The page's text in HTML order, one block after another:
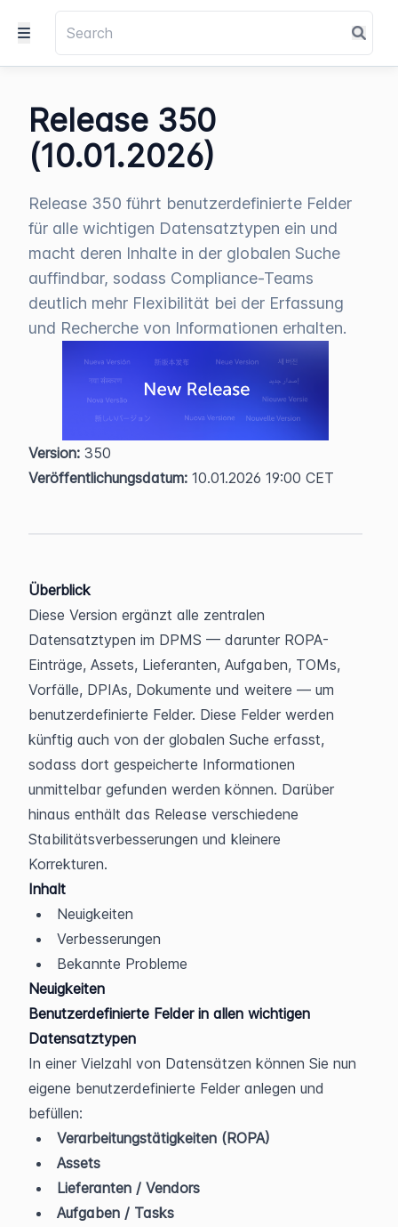
Release 350
(10.01.2026)
Release 350 führt benutzerdefinierte Felder
für alle wichtigen Datensatztypen ein und
macht deren Inhalte in der globalen Suche
auffindbar, sodass Compliance-Teams
deutlich mehr Flexibilität bei der Erfassung
und Recherche von Informationen erhalten.
Version: 350
Veröffentlichungsdatum: 10.01.2026 19:00 CET
Überblick
Diese Version ergänzt alle zentralen
Datensatztypen im DPMS — darunter ROPA-
Einträge, Assets, Lieferanten, Aufgaben, TOMs,
Vorfälle, DPIAs, Dokumente und weitere — um
benutzerdefinierte Felder. Diese Felder werden
künftig auch von der globalen Suche erfasst,
sodass dort gespeicherte Informationen
unmittelbar gefunden werden können. Darüber
hinaus enthält das Release verschiedene
Stabilitätsverbesserungen und kleinere
Korrekturen.
Inhalt
Neuigkeiten
Verbesserungen
Bekannte Probleme
Neuigkeiten
Benutzerdefinierte Felder in allen wichtigen
Datensatztypen
In einer Vielzahl von Datensätzen können Sie nun
eigene benutzerdefinierte Felder anlegen und
befüllen:
Verarbeitungstätigkeiten (ROPA)
Assets
Lieferanten / Vendors
Aufgaben / Tasks